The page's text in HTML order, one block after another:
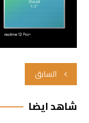
تصفّح
المقالات
السابق
شاهد ايضا